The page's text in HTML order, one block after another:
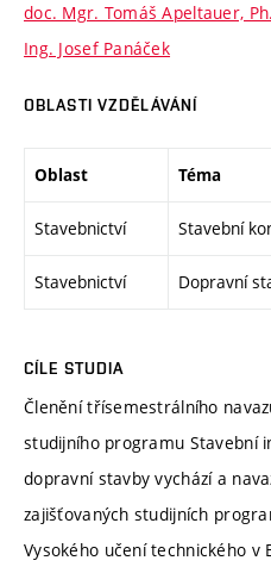
doc. Mgr. Tomáš Apeltauer,
Ing. Josef Panáček
OBLASTI VZDĚLÁVÁNÍ
Oblast Téma
Stavebnictví Stavební
Stavebnictví Dopravní
CÍLE STUDIA
Členění třísemestrálního
studijního programu Stavební
dopravní stavby vychází a
zajišťovaných studijních
Vysokého učení technického v